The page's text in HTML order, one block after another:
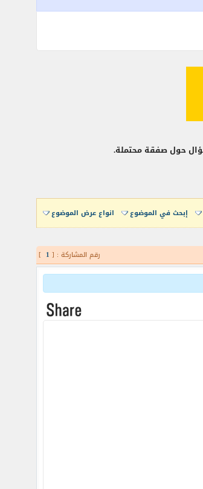
إبحث في الموضوع انواع عرض الموضوع
رقم المشاركة : [ 1
]